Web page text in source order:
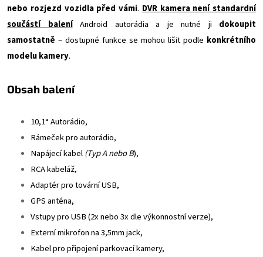
nebo rozjezd vozidla před vámi. DVR kamera není standardní
součástí baleníAndroid autorádia a je nutné ji dokoupit
samostatně – dostupné funkce se mohou lišit podle konkrétního
modelu kamery.
Obsah balení
10,1“ Autorádio,
Rámeček pro autorádio,
Napájecí kabel(Typ A nebo B),
RCA kabeláž,
Adaptér pro tovární USB,
GPS anténa,
Vstupy pro USB (2x nebo 3x dle výkonnostní verze),
Externí mikrofon na 3,5mm jack,
Kabel pro připojení parkovací kamery,